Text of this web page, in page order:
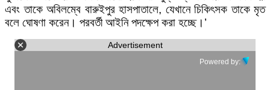
এবং তাকে অবিলম্বে বারুইপুর হাসপাতালে, যেখানে চিকিৎসক তাকে মৃত
বলে ঘোষণা করেন। পরবর্তী আইনি পদক্ষেপ করা হচ্ছে।’
Advertisement
Powered by: